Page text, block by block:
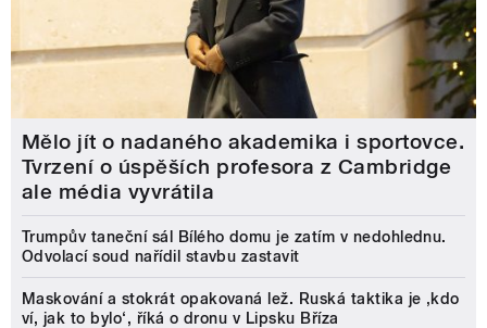
Mělo jít o nadaného akademika i sportovce.
Tvrzení o úspěších profesora z Cambridge
ale média vyvrátila
Trumpův taneční sál Bílého domu je zatím v nedohlednu.
Odvolací soud nařídil stavbu zastavit
Maskování a stokrát opakovaná lež. Ruská taktika je ‚kdo
ví, jak to bylo‘, říká o dronu v Lipsku Bříza